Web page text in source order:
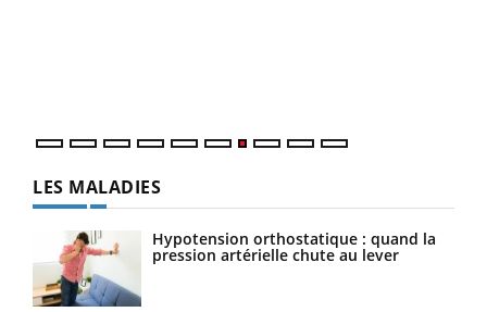
LES MALADIES
Hypotension orthostatique : quand la
pression artérielle chute au lever